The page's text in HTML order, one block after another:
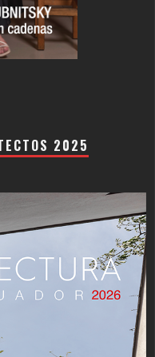
2025